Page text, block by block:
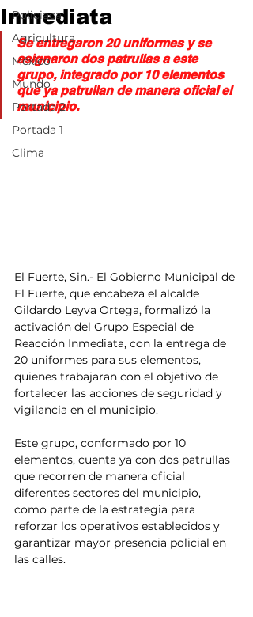
Policiaca
Agricultura
México
Mundo
Portada 2
Portada 1
Clima
Inmediata
Se entregaron 20 uniformes y se
asignaron dos patrullas a este
grupo, integrado por 10 elementos
que ya patrullan de manera oficial el
municipio.
El Fuerte, Sin.- El Gobierno Municipal de
El Fuerte, que encabeza el alcalde
Gildardo Leyva Ortega, formalizó la
activación del Grupo Especial de
Reacción Inmediata, con la entrega de
20 uniformes para sus elementos,
quienes trabajaran con el objetivo de
fortalecer las acciones de seguridad y
vigilancia en el municipio.
Este grupo, conformado por 10
elementos, cuenta ya con dos patrullas
que recorren de manera oficial
diferentes sectores del municipio,
como parte de la estrategia para
reforzar los operativos establecidos y
garantizar mayor presencia policial en
las calles.